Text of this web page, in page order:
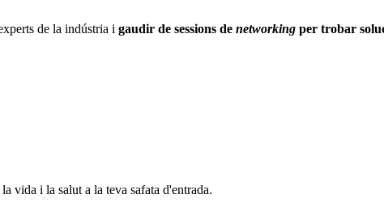
de la indústria i gaudir de sessions de networking per trobar
vida i la salut a la teva safata d'entrada.